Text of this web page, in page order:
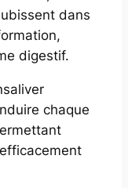
dans
digestif.
chaque